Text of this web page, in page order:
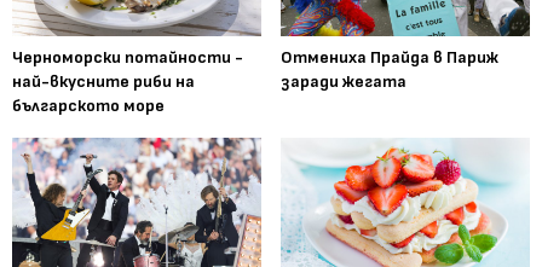
Черноморски потайности -
най-вкусните риби на
българското море
Отмениха Прайда в Париж
заради жегата